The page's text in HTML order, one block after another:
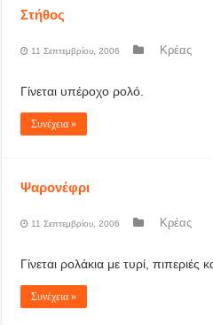
Στήθος
11 Σεπτεμβρίου, 2006 Κρέας
Γίνεται υπέροχο ρολό.
Συνέχεια »
Ψαρονέφρι
11 Σεπτεμβρίου, 2006 Κρέας
Γίνεται ρολάκια με τυρί, πιπεριές
Συνέχεια »